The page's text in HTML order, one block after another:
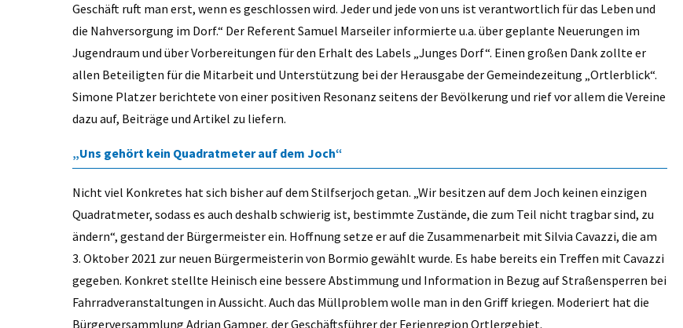
Geschäft ruft man erst, wenn es geschlossen wird. Jeder und jede von uns ist verantwortlich für das Leben und
die Nahversorgung im Dorf.“ Der Referent Samuel Marseiler informierte u.a. über geplante Neuerungen im
Jugendraum und über Vorbereitungen für den Erhalt des Labels „Junges Dorf“. Einen großen Dank zollte er
allen Beteiligten für die Mitarbeit und Unterstützung bei der Herausgabe der Gemeindezeitung „Ortlerblick“.
Simone Platzer berichtete von einer positiven Resonanz seitens der Bevölkerung und rief vor allem die Vereine
dazu auf, Beiträge und Artikel zu liefern.
„Uns gehört kein Quadratmeter auf dem Joch“
Nicht viel Konkretes hat sich bisher auf dem Stilfserjoch getan. „Wir besitzen auf dem Joch keinen einzigen
Quadratmeter, sodass es auch deshalb schwierig ist, bestimmte Zustände, die zum Teil nicht tragbar sind, zu
ändern“, gestand der Bürgermeister ein. Hoffnung setze er auf die Zusammenarbeit mit Silvia Cavazzi, die am
3. Oktober 2021 zur neuen Bürgermeisterin von Bormio gewählt wurde. Es habe bereits ein Treffen mit Cavazzi
gegeben. Konkret stellte Heinisch eine bessere Abstimmung und Information in Bezug auf Straßensperren bei
Fahrradveranstaltungen in Aussicht. Auch das Müllproblem wolle man in den Griff kriegen. Moderiert hat die
Bürgerversammlung Adrian Gamper, der Geschäftsführer der Ferienregion Ortlergebiet.